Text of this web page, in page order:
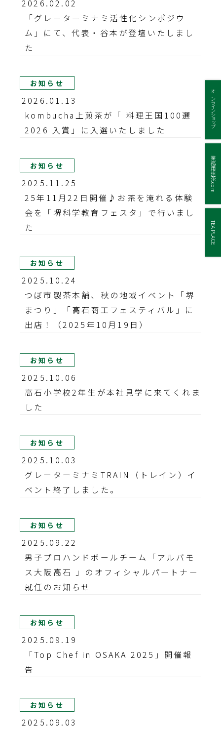
オンラインショップ
業務用抹茶.com
TEA PLACE
2026.02.02
「グレーターミナミ活性化シンポジウ
ム」にて、代表・谷本が登壇いたしまし
た
お知らせ
2026.01.13
kombucha上煎茶が「 料理王国100選
2026 入賞」に入選いたしました
お知らせ
2025.11.25
25年11月22日開催♪お茶を淹れる体験
会を「堺科学教育フェスタ」で行いまし
た
お知らせ
2025.10.24
つぼ市製茶本舗、秋の地域イベント「堺
まつり」「高石商工フェスティバル」に
出店！（2025年10月19日）
お知らせ
2025.10.06
高石小学校2年生が本社見学に来てくれま
した
お知らせ
2025.10.03
グレーターミナミTRAIN（トレイン）イ
ベント終了しました。
お知らせ
2025.09.22
男子プロハンドボールチーム「アルバモ
ス大阪高石 」のオフィシャルパートナー
就任のお知らせ
お知らせ
2025.09.19
「Top Chef in OSAKA 2025」開催報
告
お知らせ
2025.09.03